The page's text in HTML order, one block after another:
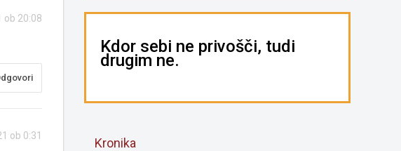
ob 20:08
ob 0:31
Kdor sebi ne privošči, tudi
drugim ne.
Kronika